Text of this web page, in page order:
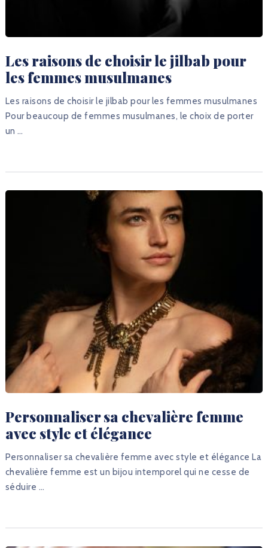
Les raisons de choisir le jilbab pour
les femmes musulmanes
Les raisons de choisir le jilbab pour les femmes musulmanes
Pour beaucoup de femmes musulmanes, le choix de porter
un …
Personnaliser sa chevalière femme
avec style et élégance
Personnaliser sa chevalière femme avec style et élégance La
chevalière femme est un bijou intemporel qui ne cesse de
séduire …